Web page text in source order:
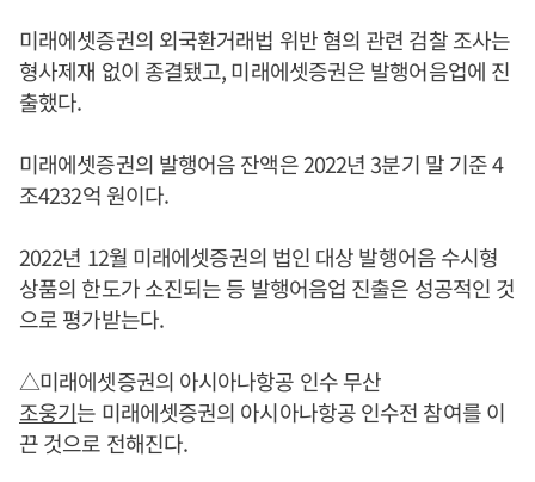
미래에셋증권의 외국환거래법 위반 혐의 관련 검찰 조사는
형사제재 없이 종결됐고, 미래에셋증권은 발행어음업에 진
출했다.
미래에셋증권의 발행어음 잔액은 2022년 3분기 말 기준 4
조4232억 원이다.
2022년 12월 미래에셋증권의 법인 대상 발행어음 수시형
상품의 한도가 소진되는 등 발행어음업 진출은 성공적인 것
으로 평가받는다.
△미래에셋증권의 아시아나항공 인수 무산
조웅기는 미래에셋증권의 아시아나항공 인수전 참여를 이
끈 것으로 전해진다.